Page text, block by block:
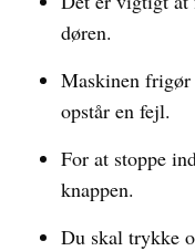
døren.
Maskinen frigør
opstår en fejl.
For at stoppe
knappen.
Du skal trykke